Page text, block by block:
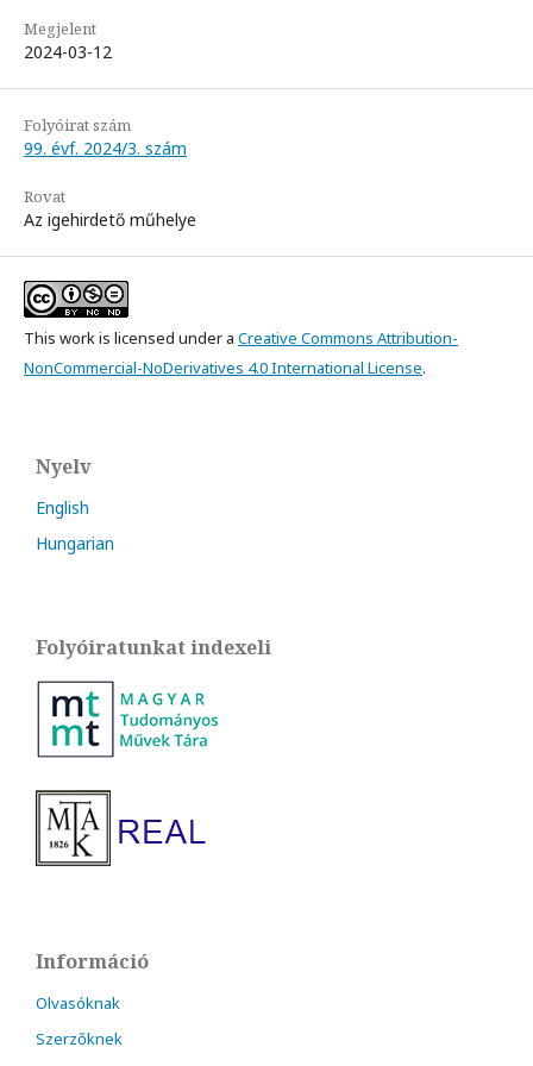
Megjelent
2024-03-12
Folyóirat szám
99. évf. 2024/3. szám
Rovat
Az igehirdető műhelye
This work is licensed under a Creative Commons Attribution-
NonCommercial-NoDerivatives 4.0 International License.
Nyelv
English
Hungarian
Folyóiratunkat indexeli
Információ
Olvasóknak
Szerzőknek